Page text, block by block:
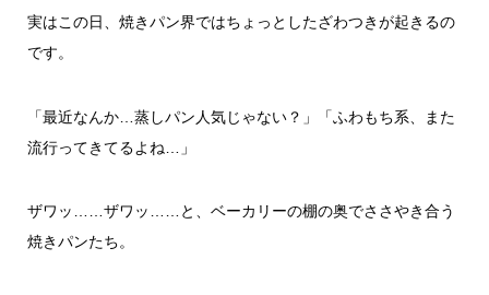
実はこの日、焼きパン界ではちょっとしたざわつきが起きるの
です。
「最近なんか…蒸しパン人気じゃない？」「ふわもち系、また
流行ってきてるよね…」
ザワッ……ザワッ……と、ベーカリーの棚の奥でささやき合う
焼きパンたち。